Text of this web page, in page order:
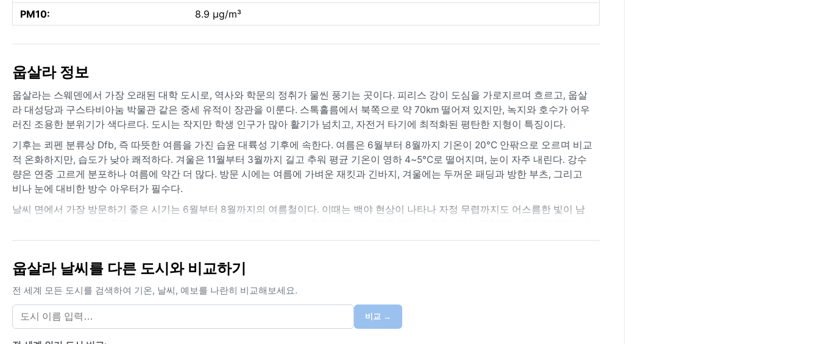
PM10:
8.9 µg/m³
웁살라 정보
웁살라는 스웨덴에서 가장 오래된 대학 도시로, 역사와 학문의 정취가 물씬 풍기는 곳이다. 피리스 강이 도심을 가로지르며 흐르고, 웁살
라 대성당과 구스타비아눔 박물관 같은 중세 유적이 장관을 이룬다. 스톡홀름에서 북쪽으로 약 70km 떨어져 있지만, 녹지와 호수가 어우
러진 조용한 분위기가 색다르다. 도시는 작지만 학생 인구가 많아 활기가 넘치고, 자전거 타기에 최적화된 평탄한 지형이 특징이다.
기후는 쾨펜 분류상 Dfb, 즉 따뜻한 여름을 가진 습윤 대륙성 기후에 속한다. 여름은 6월부터 8월까지 기온이 20°C 안팎으로 오르며 비교
적 온화하지만, 습도가 낮아 쾌적하다. 겨울은 11월부터 3월까지 길고 추워 평균 기온이 영하 4~5°C로 떨어지며, 눈이 자주 내린다. 강수
량은 연중 고르게 분포하나 여름에 약간 더 많다. 방문 시에는 여름에 가벼운 재킷과 긴바지, 겨울에는 두꺼운 패딩과 방한 부츠, 그리고
비나 눈에 대비한 방수 아우터가 필수다.
날씨 면에서 가장 방문하기 좋은 시기는 6월부터 8월까지의 여름철이다. 이때는 백야 현상이 나타나 자정 무렵까지도 어스름한 빛이 남
월 사이에는 스모그나 안개보다는 맑은 날에 복사 냉각으로 인한 강한 서리가 내리기 쉽다. 눈보라가 몰아칠 때도 있지만 대개 적설량은
웁살라 날씨를 다른 도시와 비교하기
전 세계 모든 도시를 검색하여 기온, 날씨, 예보를 나란히 비교해보세요.
비교 →